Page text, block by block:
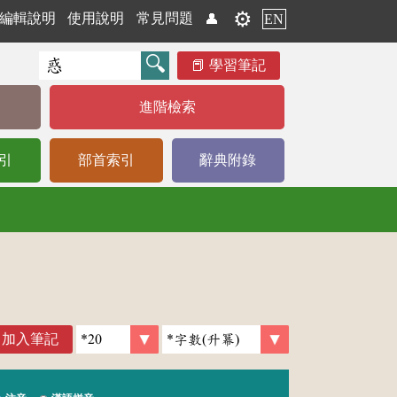
編輯說明 使用說明 常見問題 👤 ⚙️ EN
學習筆記
進階檢索
部首索引 辭典附錄
加入筆記